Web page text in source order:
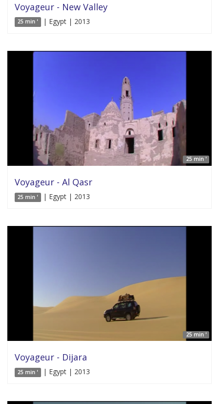
Voyageur - New Valley
25 min ' | Egypt | 2013
25 min '
Voyageur - Al Qasr
25 min ' | Egypt | 2013
25 min '
Voyageur - Dijara
25 min ' | Egypt | 2013